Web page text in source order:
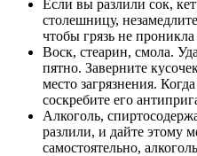
Если вы разлили сок,
столешницу,
чтобы грязь не
Воск, стеарин, смола.
пятно. Заверните
место загрязнения.
соскребите его
Алкоголь,
разлили, и дайте этому
самостоятельно,